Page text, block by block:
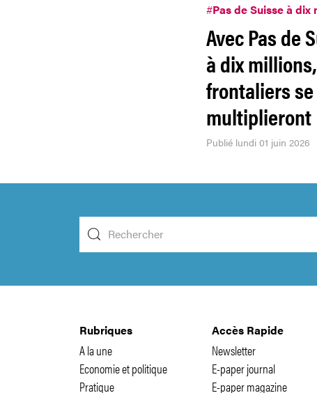
#Pas de Suisse à dix
Avec Pas de
à dix
frontaliers se
multiplieront
Publié lundi 01 juin 2026
Rubriques
A la une
Economie et politique
Pratique
Accès Rapide
Newsletter
E-paper journal
E-paper magazine